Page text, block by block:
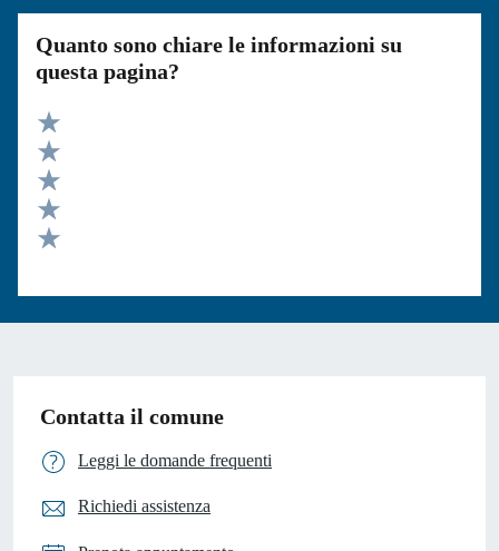
Quanto sono chiare le informazioni su
questa pagina?
Valuta 5 stelle su 5
Valuta 4 stelle su 5
Valuta 3 stelle su 5
Valuta 2 stelle su 5
Contatta il comune
Leggi le domande frequenti
Richiedi assistenza